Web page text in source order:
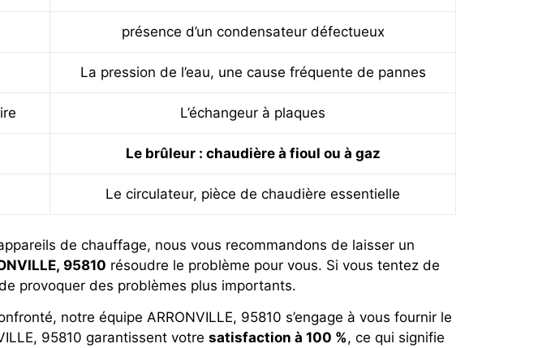
présence d’un condensateur défectueux
La pression de l’eau, une cause fréquente de pannes
L’échangeur à plaques
Le brûleur : chaudière à fioul ou à gaz
Le circulateur, pièce de chaudière essentielle
de chauffage, nous vous recommandons de laisser un
95810 résoudre le problème pour vous. Si vous tentez de
provoquer des problèmes plus importants.
notre équipe ARRONVILLE, 95810 s’engage à vous fournir le
95810 garantissent votre satisfaction à 100 %, ce qui signifie